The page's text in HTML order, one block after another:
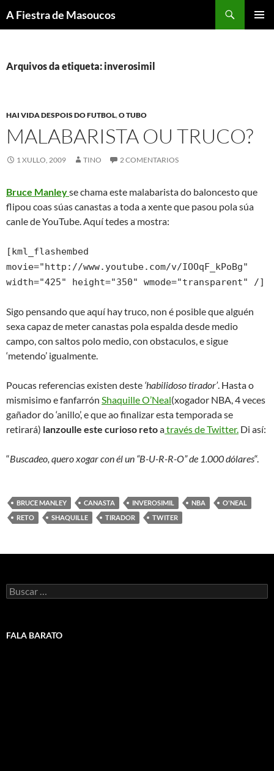
aoA Fiestra de Masoucos
Arquivos da etiqueta: inverosimil
HAI VIDA DESPOIS DO FUTBOL,O TUBO
MALABARISTA OU TRUCO?
1 XULLO, 2009 TINO 2 COMENTARIOS
Bruce Manleyse chama este malabarista do baloncesto que
flipou coas súas canastas a toda a xente que pasou pola súa
canle de YouTube. Aquí tedes a mostra:
[kml_flashembed
movie="http://www.youtube.com/v/IOOqF_kPoBg"
width="425" height="350" wmode="transparent" /]
Sigo pensando que aquí hay truco, non é posible que alguén
sexa capaz de meter canastas pola espalda desde medio
campo, con saltos polo medio, con obstaculos, e sigue
‘metendo’ igualmente.
Poucas referencias existen deste ‘habilidoso tirador’. Hasta o
mismisimo e fanfarrón Shaquille O’Neal(xogador NBA, 4 veces
gañador do ‘anillo’, e que ao finalizar esta temporada se
retirará) lanzoulle este curioso retoatravés de Twitter. Di así:
“Buscadeo, quero xogar con él un “B-U-R-R-O” de 1.000 dólares“.
BRUCE MANLEY CANASTA INVEROSIMIL NBA
O'NEAL
RETO
SHAQUILLE TIRADOR TWITER
Buscar:
FALA BARATO